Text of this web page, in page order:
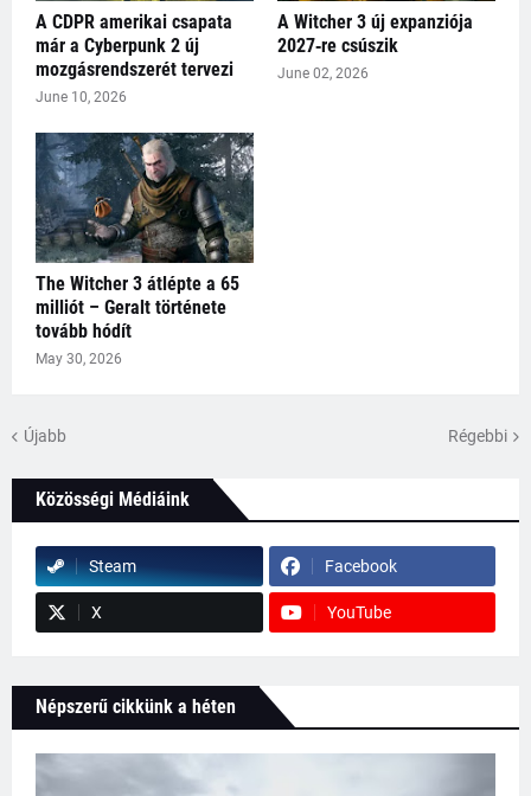
A CDPR amerikai csapata
már a Cyberpunk 2 új
mozgásrendszerét tervezi
June 10, 2026
A Witcher 3 új expanziója
2027‑re csúszik
June 02, 2026
The Witcher 3 átlépte a 65
milliót – Geralt története
tovább hódít
May 30, 2026
Újabb Régebbi
Közösségi Médiáink
Steam Facebook
X YouTube
Népszerű cikkünk a héten